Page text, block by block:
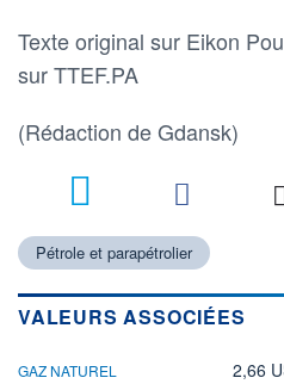
Texte original sur Eikon
sur TTEF.PA
(Rédaction de Gdansk)
Pétrole et parapétrolier
VALEURS ASSOCIÉES
GAZ NATUREL 2,66